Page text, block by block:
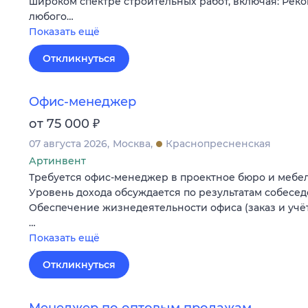
любого…
Показать ещё
Откликнуться
Офис-менеджер
от 75 000 ₽
07 августа 2026 Москва
Краснопресненская
Артинвент
Требуется офис-менеджер в проектное бюро и
Уровень дохода обсуждается по результатам
Обеспечение жизнедеятельности офиса (заказ и
…
Показать ещё
Откликнуться